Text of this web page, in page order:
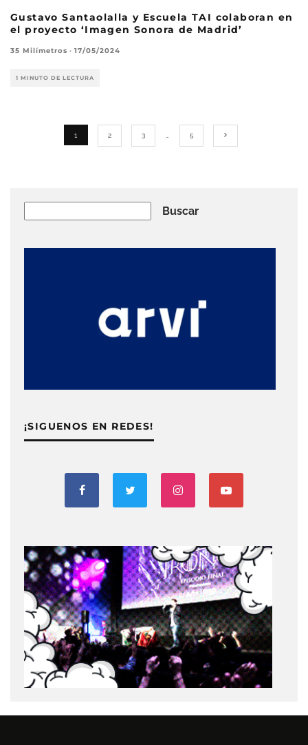
Gustavo Santaolalla y Escuela TAI colaboran en
el proyecto ‘Imagen Sonora de Madrid’
35 Milímetros · 17/05/2024
1 MINUTO DE LECTURA
1 2 3 … 5
Buscar
¡SIGUENOS EN REDES!